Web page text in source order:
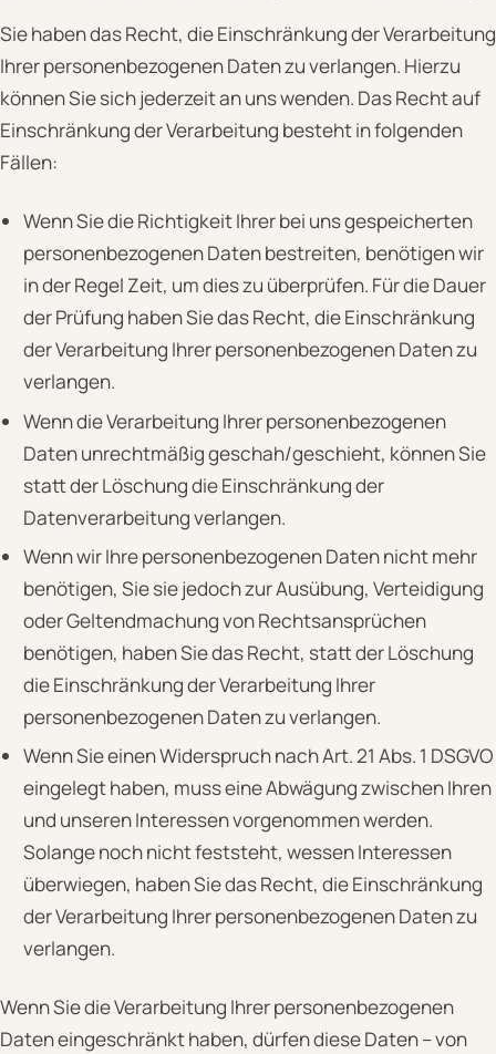
Sie haben das Recht, die Einschränkung der Verarbeitung
Ihrer personenbezogenen Daten zu verlangen. Hierzu
können Sie sich jederzeit an uns wenden. Das Recht auf
Einschränkung der Verarbeitung besteht in folgenden
Fällen:
Wenn Sie die Richtigkeit Ihrer bei uns gespeicherten
personenbezogenen Daten bestreiten, benötigen wir
in der Regel Zeit, um dies zu überprüfen. Für die Dauer
der Prüfung haben Sie das Recht, die Einschränkung
der Verarbeitung Ihrer personenbezogenen Daten zu
verlangen.
Wenn die Verarbeitung Ihrer personenbezogenen
Daten unrechtmäßig geschah/geschieht, können Sie
statt der Löschung die Einschränkung der
Datenverarbeitung verlangen.
Wenn wir Ihre personenbezogenen Daten nicht mehr
benötigen, Sie sie jedoch zur Ausübung, Verteidigung
oder Geltendmachung von Rechtsansprüchen
benötigen, haben Sie das Recht, statt der Löschung
die Einschränkung der Verarbeitung Ihrer
personenbezogenen Daten zu verlangen.
Wenn Sie einen Widerspruch nach Art. 21 Abs. 1 DSGVO
eingelegt haben, muss eine Abwägung zwischen Ihren
und unseren Interessen vorgenommen werden.
Solange noch nicht feststeht, wessen Interessen
überwiegen, haben Sie das Recht, die Einschränkung
der Verarbeitung Ihrer personenbezogenen Daten zu
verlangen.
Wenn Sie die Verarbeitung Ihrer personenbezogenen
Daten eingeschränkt haben, dürfen diese Daten – von